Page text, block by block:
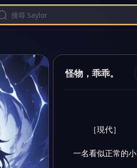
怪物，乖乖。
［現代］
一名看似正常的